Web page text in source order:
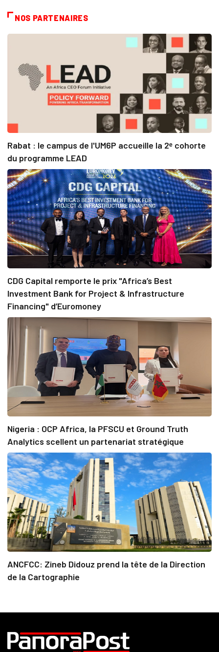
NOS PARTENAIRES
Rabat : le campus de l'UM6P accueille la 2ᵉ cohorte
du programme LEAD
CDG Capital remporte le prix "Africa’s Best
Investment Bank for Project & Infrastructure
Financing" d’Euromoney
Nigeria : OCP Africa, la PFSCU et Ground Truth
Analytics scellent un partenariat stratégique
ANCFCC: Zineb Didouz prend la tête de la Direction
de la Cartographie